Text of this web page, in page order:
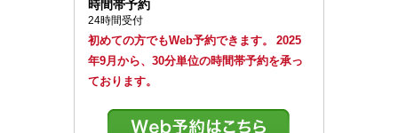
時間帯予約
24時間受付
初めての方でもWeb予約できます。
2025
年9月から、30分単位の時間帯予約を承っ
ております。